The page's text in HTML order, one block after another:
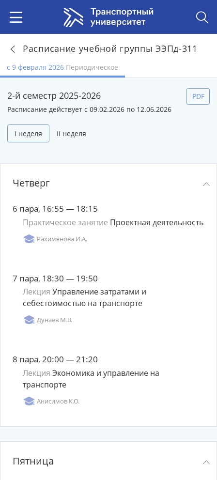
Расписание учебной группы ЭЭПд-311
с 9 февраля 2026 Периодическое
2-й семестр 2025-2026
Расписание действует с 09.02.2026 по 12.06.2026
I неделя II неделя
PDF
Четверг
6 пара, 16:55 — 18:15
Практическое занятие Проектная деятельность
Рахимянова И.А.
7 пара, 18:30 — 19:50
Лекция Управление затратами и
себестоимостью на транспорте
Дунаев М.В.
8 пара, 20:00 — 21:20
Лекция Экономика и управление на
транспорте
Анисимов К.О.
Пятница